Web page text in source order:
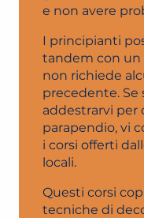
e non avere
I principianti
tandem con un
non richiede
precedente. Se
addestrarvi per
parapendio, vi
i corsi offerti
locali.
Questi corsi
tecniche di